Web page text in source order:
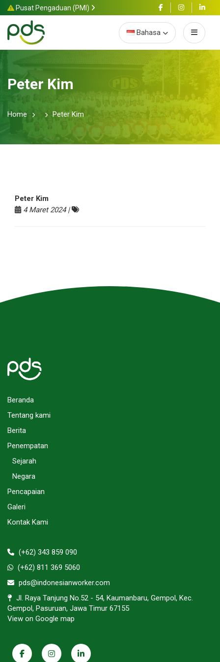
Pusat Pengaduan (PMI)
Bahasa
Peter Kim
Home Peter Kim
Peter Kim
4 Maret 2024 |
Beranda
Tentang kami
Berita
Penempatan
Sejarah
Negara
Pencapaian
Galeri
Kontak Kami
(+62) 343 859 090
(+62) 811 369 5060
pds@indonesianworker.com
Jl. Raya Tanjung No.52 - 54, Kaumanbaru, Gempol, Kec.
Gempol, Pasuruan, Jawa Timur 67155
View on Google map